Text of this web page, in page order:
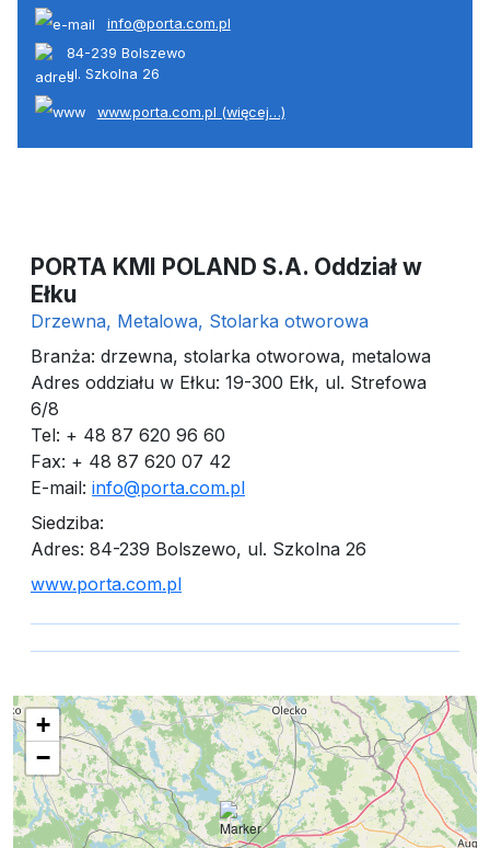
info@porta.com.pl
84-239 Bolszewo
ul. Szkolna 26
www.porta.com.pl (więcej…)
PORTA KMI POLAND S.A. Oddział w
Ełku
Drzewna, Metalowa, Stolarka otworowa
Branża: drzewna, stolarka otworowa, metalowa
Adres oddziału w Ełku: 19-300 Ełk, ul. Strefowa
6/8
Tel: + 48 87 620 96 60
Fax: + 48 87 620 07 42
E-mail: info@porta.com.pl
Siedziba:
Adres: 84-239 Bolszewo, ul. Szkolna 26
www.porta.com.pl
+
−